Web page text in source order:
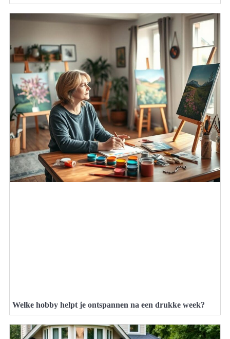
Welke hobby helpt je ontspannen na een drukke week?